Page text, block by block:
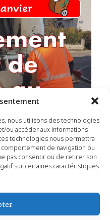
nous utilisons des technologies
ou accéder aux informations
technologies nous permettra
de navigation ou
pas consentir ou de retirer son
sur certaines caractéristiques